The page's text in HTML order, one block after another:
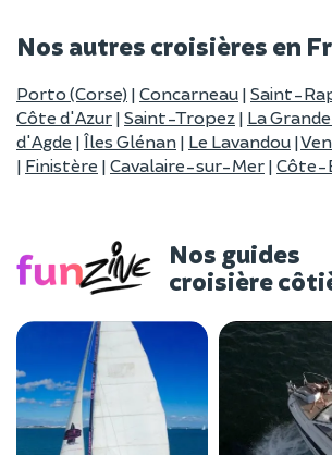
bonne humeur. À refaire sans
Nos autres croisières en
Porto (Corse) | Concarneau | Saint-
Côte d'Azur | Saint-Tropez | La
d'Agde | Îles Glénan | Le Lavandou |
| Finistère | Cavalaire-sur-Mer | Côte-
Nos guides
croisière